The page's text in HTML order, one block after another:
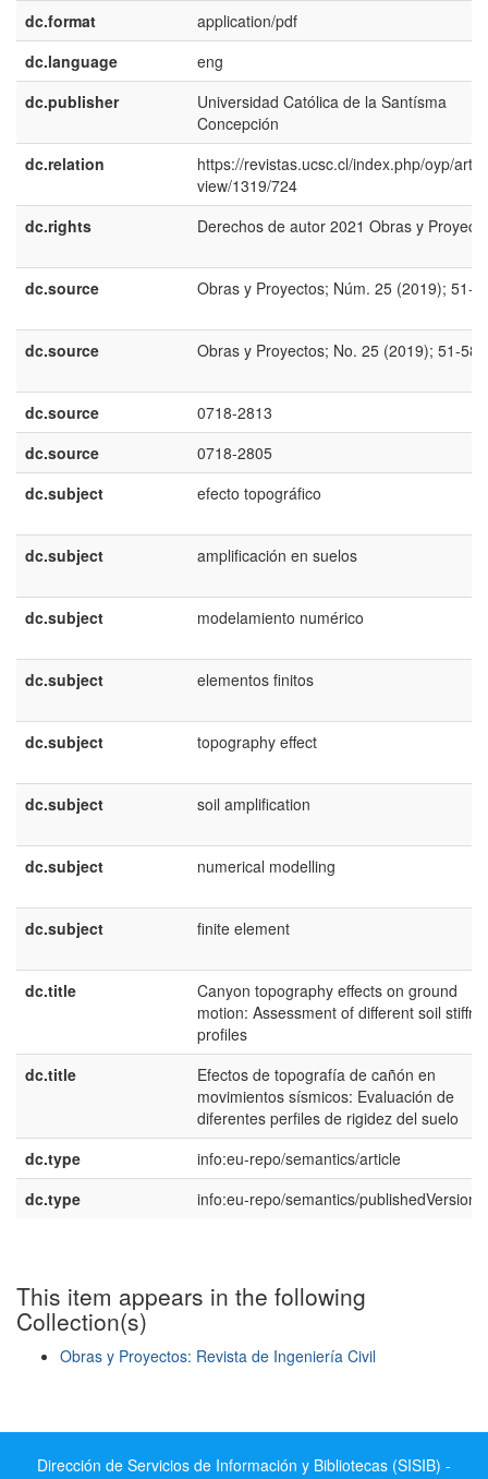
dc.format
application/pdf
dc.language
eng
dc.publisher
Universidad Católica de la Santísma
Concepción
dc.relation
https://revistas.ucsc.cl/index.php/oyp/
view/1319/724
dc.rights
Derechos de autor 2021 Obras y
dc.source Obras y Proyectos; Núm. 25 (2019); 51-
dc.source Obras y Proyectos; No. 25 (2019); 51-58
dc.source
0718-2813
dc.source
0718-2805
dc.subject
efecto topográfico
dc.subject amplificación en suelos
dc.subject modelamiento numérico
dc.subject elementos finitos
dc.subject topography effect
dc.subject soil amplification
dc.subject numerical modelling
dc.subject finite element
dc.title
Canyon topography effects on ground
motion: Assessment of different soil
profiles
dc.title
Efectos de topografía de cañón en
movimientos sísmicos: Evaluación de
diferentes perfiles de rigidez del suelo
dc.type
info:eu-repo/semantics/article
dc.type
info:eu-repo/semantics/publishedVersion
This item appears in the following
Collection(s)
Obras y Proyectos: Revista de Ingeniería Civil
Dirección de Servicios de Información y Bibliotecas (SISIB) -